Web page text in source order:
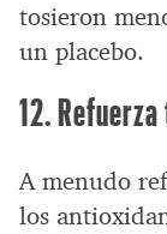
tosieron
un placebo.
12.
A menudo
los